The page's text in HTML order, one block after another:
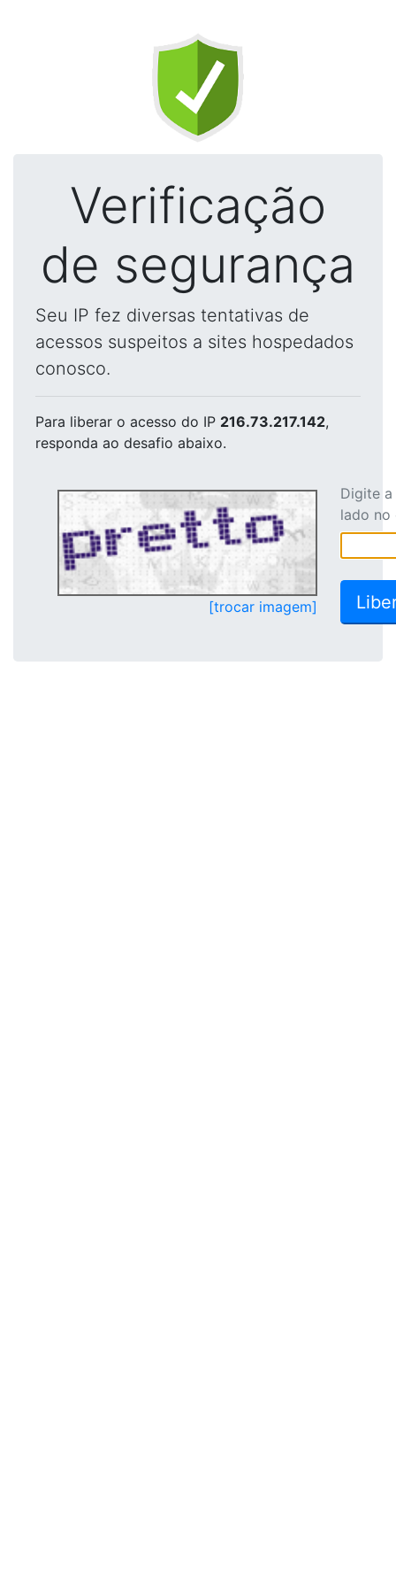
Verificação
de segurança
Seu IP fez diversas tentativas de
acessos suspeitos a sites hospedados
conosco.
Para liberar o acesso do IP 216.73.217.142,
responda ao desafio abaixo.
[trocar imagem]
Digite
lado no